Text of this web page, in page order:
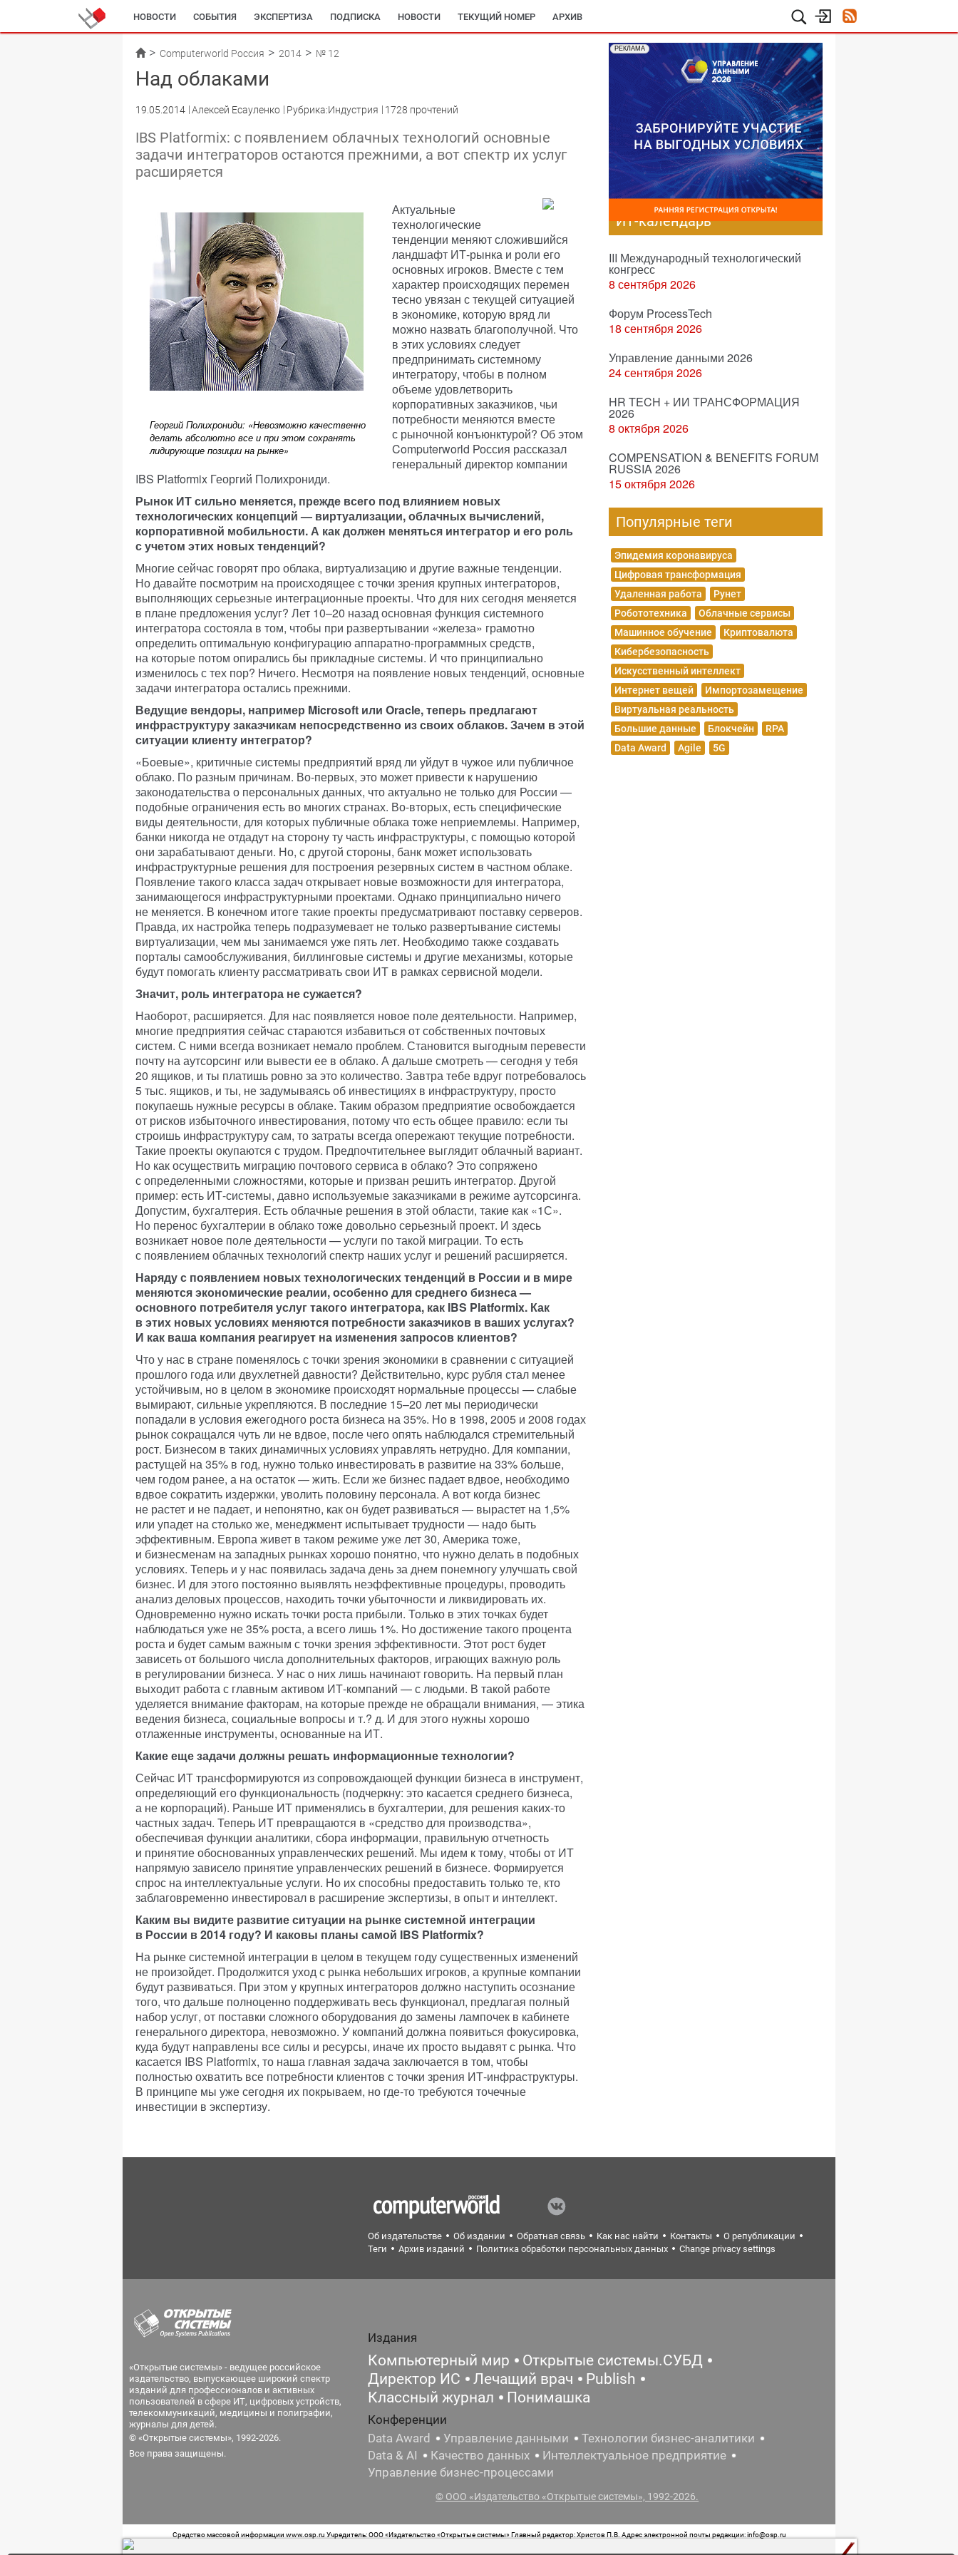
НОВОСТИ СОБЫТИЯ ЭКСПЕРТИЗА ПОДПИСКА НОВОСТИ ТЕКУЩИЙ НОМЕР АРХИВ
Computerworld Россия 2014 № 12
Над облаками
19.05.2014 Алексей Есауленко Рубрика:Индустрия 1728 прочтений
IBS Platformix: с появлением облачных технологий основные
задачи интеграторов остаются прежними, а вот спектр их услуг
расширяется
Георгий Полихрониди: «Невозможно качественно
делать абсолютно все и при этом сохранять
лидирующие позиции на рынке»
Актуальные
технологические
тенденции меняют сложившийся
ландшафт ИТ-рынка и роли его
основных игроков. Вместе с тем
характер происходящих перемен
тесно увязан с текущей ситуацией
в экономике, которую вряд ли
можно назвать благополучной. Что
в этих условиях следует
предпринимать системному
интегратору, чтобы в полном
объеме удовлетворить
корпоративных заказчиков, чьи
потребности меняются вместе
с рыночной конъюнктурой? Об этом
Computerworld Россия рассказал
генеральный директор компании
IBS Platformix Георгий Полихрониди.
Рынок ИТ сильно меняется, прежде всего под влиянием новых
технологических концепций — виртуализации, облачных вычислений,
корпоративной мобильности. А как должен меняться интегратор и его роль
с учетом этих новых тенденций?
Многие сейчас говорят про облака, виртуализацию и другие важные тенденции.
Но давайте посмотрим на происходящее с точки зрения крупных интеграторов,
выполняющих серьезные интеграционные проекты. Что для них сегодня меняется
в плане предложения услуг? Лет 10–20 назад основная функция системного
интегратора состояла в том, чтобы при развертывании «железа» грамотно
определить оптимальную конфигурацию аппаратно-программных средств,
на которые потом опирались бы прикладные системы. И что принципиально
изменилось с тех пор? Ничего. Несмотря на появление новых тенденций, основные
задачи интегратора остались прежними.
Ведущие вендоры, например Microsoft или Oracle, теперь предлагают
инфраструктуру заказчикам непосредственно из своих облаков. Зачем в этой
ситуации клиенту интегратор?
«Боевые», критичные системы предприятий вряд ли уйдут в чужое или публичное
облако. По разным причинам. Во-первых, это может привести к нарушению
законодательства о персональных данных, что актуально не только для России —
подобные ограничения есть во многих странах. Во-вторых, есть специфические
виды деятельности, для которых публичные облака тоже неприемлемы. Например,
банки никогда не отдадут на сторону ту часть инфраструктуры, с помощью которой
они зарабатывают деньги. Но, с другой стороны, банк может использовать
инфраструктурные решения для построения резервных систем в частном облаке.
Появление такого класса задач открывает новые возможности для интегратора,
занимающегося инфраструктурными проектами. Однако принципиально ничего
не меняется. В конечном итоге такие проекты предусматривают поставку серверов.
Правда, их настройка теперь подразумевает не только развертывание системы
виртуализации, чем мы занимаемся уже пять лет. Необходимо также создавать
порталы самообслуживания, биллинговые системы и другие механизмы, которые
будут помогать клиенту рассматривать свои ИТ в рамках сервисной модели.
Значит, роль интегратора не сужается?
Наоборот, расширяется. Для нас появляется новое поле деятельности. Например,
многие предприятия сейчас стараются избавиться от собственных почтовых
систем. С ними всегда возникает немало проблем. Становится выгодным перевести
почту на аутсорсинг или вывести ее в облако. А дальше смотреть — сегодня у тебя
20 ящиков, и ты платишь ровно за это количество. Завтра тебе вдруг потребовалось
5 тыс. ящиков, и ты, не задумываясь об инвестициях в инфраструктуру, просто
покупаешь нужные ресурсы в облаке. Таким образом предприятие освобождается
от рисков избыточного инвестирования, потому что есть общее правило: если ты
строишь инфраструктуру сам, то затраты всегда опережают текущие потребности.
Такие проекты окупаются с трудом. Предпочтительнее выглядит облачный вариант.
Но как осуществить миграцию почтового сервиса в облако? Это сопряжено
с определенными сложностями, которые и призван решить интегратор. Другой
пример: есть ИТ-системы, давно используемые заказчиками в режиме аутсорсинга.
Допустим, бухгалтерия. Есть облачные решения в этой области, такие как «1С».
Но перенос бухгалтерии в облако тоже довольно серьезный проект. И здесь
возникает новое поле деятельности — услуги по такой миграции. То есть
с появлением облачных технологий спектр наших услуг и решений расширяется.
Наряду с появлением новых технологических тенденций в России и в мире
меняются экономические реалии, особенно для среднего бизнеса —
основного потребителя услуг такого интегратора, как IBS Platformix. Как
в этих новых условиях меняются потребности заказчиков в ваших услугах?
И как ваша компания реагирует на изменения запросов клиентов?
Что у нас в стране поменялось с точки зрения экономики в сравнении с ситуацией
прошлого года или двухлетней давности? Действительно, курс рубля стал менее
устойчивым, но в целом в экономике происходят нормальные процессы — слабые
вымирают, сильные укрепляются. В последние 15–20 лет мы периодически
попадали в условия ежегодного роста бизнеса на 35%. Но в 1998, 2005 и 2008 годах
рынок сокращался чуть ли не вдвое, после чего опять наблюдался стремительный
рост. Бизнесом в таких динамичных условиях управлять нетрудно. Для компании,
растущей на 35% в год, нужно только инвестировать в развитие на 33% больше,
чем годом ранее, а на остаток — жить. Если же бизнес падает вдвое, необходимо
вдвое сократить издержки, уволить половину персонала. А вот когда бизнес
не растет и не падает, и непонятно, как он будет развиваться — вырастет на 1,5%
или упадет на столько же, менеджмент испытывает трудности — надо быть
эффективным. Европа живет в таком режиме уже лет 30, Америка тоже,
и бизнесменам на западных рынках хорошо понятно, что нужно делать в подобных
условиях. Теперь и у нас появилась задача день за днем понемногу улучшать свой
бизнес. И для этого постоянно выявлять неэффективные процедуры, проводить
анализ деловых процессов, находить точки убыточности и ликвидировать их.
Одновременно нужно искать точки роста прибыли. Только в этих точках будет
наблюдаться уже не 35% роста, а всего лишь 1%. Но достижение такого процента
роста и будет самым важным с точки зрения эффективности. Этот рост будет
зависеть от большого числа дополнительных факторов, играющих важную роль
в регулировании бизнеса. У нас о них лишь начинают говорить. На первый план
выходит работа с главным активом ИТ-компаний — с людьми. В такой работе
уделяется внимание факторам, на которые прежде не обращали внимания, — этика
ведения бизнеса, социальные вопросы и т.? д. И для этого нужны хорошо
отлаженные инструменты, основанные на ИТ.
Какие еще задачи должны решать информационные технологии?
Сейчас ИТ трансформируются из сопровождающей функции бизнеса в инструмент,
определяющий его функциональность (подчеркну: это касается среднего бизнеса,
а не корпораций). Раньше ИТ применялись в бухгалтерии, для решения каких-то
частных задач. Теперь ИТ превращаются в «средство для производства»,
обеспечивая функции аналитики, сбора информации, правильную отчетность
и принятие обоснованных управленческих решений. Мы идем к тому, чтобы от ИТ
напрямую зависело принятие управленческих решений в бизнесе. Формируется
спрос на интеллектуальные услуги. Но их способны предоставить только те, кто
заблаговременно инвестировал в расширение экспертизы, в опыт и интеллект.
Каким вы видите развитие ситуации на рынке системной интеграции
в России в 2014 году? И каковы планы самой IBS Platformix?
На рынке системной интеграции в целом в текущем году существенных изменений
не произойдет. Продолжится уход с рынка небольших игроков, а крупные компании
будут развиваться. При этом у крупных интеграторов должно наступить осознание
того, что дальше полноценно поддерживать весь функционал, предлагая полный
набор услуг, от поставки сложного оборудования до замены лампочек в кабинете
генерального директора, невозможно. У компаний должна появиться фокусировка,
куда будут направлены все силы и ресурсы, иначе их просто выдавят с рынка. Что
касается IBS Platformix, то наша главная задача заключается в том, чтобы
полностью охватить все потребности клиентов с точки зрения ИТ-инфраструктуры.
В принципе мы уже сегодня их покрываем, но где-то требуются точечные
инвестиции в экспертизу.
РЕКЛАМА
ИТ-календарь
III Международный технологический
конгресс
8 сентября 2026
Форум ProcessTech
18 сентября 2026
Управление данными 2026
24 сентября 2026
HR TECH + ИИ ТРАНСФОРМАЦИЯ
2026
8 октября 2026
COMPENSATION & BENEFITS FORUM
RUSSIA 2026
15 октября 2026
Популярные теги
Эпидемия коронавируса
Цифровая трансформация
Удаленная работа
Рунет
Робототехника
Облачные сервисы
Машинное обучение
Криптовалюта
Кибербезопасность
Искусственный интеллект
Интернет вещей
Импортозамещение
Виртуальная реальность
Большие данные
Блокчейн
RPA
Data Award
Agile 5G
Об издательстве Об издании Обратная связь Как нас найти Контакты
О републикации
Теги
Архив изданий Политика обработки персональных данных Change privacy settings
«Открытые системы» - ведущее российское
издательство, выпускающее широкий спектр
изданий для профессионалов и активных
пользователей в сфере ИТ, цифровых устройств,
телекоммуникаций, медицины и полиграфии,
журналы для детей.
© «Открытые системы», 1992-2026.
Все права защищены.
Издания
Компьютерный мир
Открытые системы.СУБД
Директор ИС
Лечащий врач
Publish
Классный журнал
Понимашка
Конференции
Data Award
Управление данными
Технологии бизнес-аналитики
Data & AI
Качество данных
Интеллектуальное предприятие
Управление бизнес-процессами
© ООО «Издательство «Открытые системы», 1992-2026.
Средство массовой информации www.osp.ru Учредитель: ООО «Издательство «Открытые системы» Главный редактор: Христов П.В. Адрес электронной почты редакции: info@osp.ru